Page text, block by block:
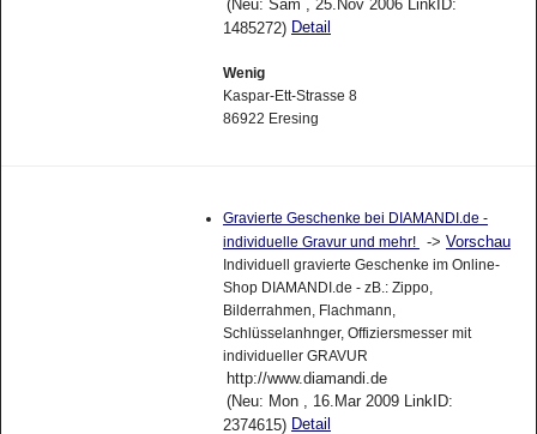
(Neu: Sam , 25.Nov 2006 LinkID:
1485272) Detail
Wenig
Kaspar-Ett-Strasse 8
86922 Eresing
Gravierte Geschenke bei DIAMANDI.de -
individuelle Gravur und mehr!
-> Vorschau
Individuell gravierte Geschenke im Online-
Shop DIAMANDI.de - zB.: Zippo,
Bilderrahmen, Flachmann,
Schlüsselanhnger, Offiziersmesser mit
individueller GRAVUR
http://www.diamandi.de
(Neu: Mon , 16.Mar 2009 LinkID:
2374615) Detail